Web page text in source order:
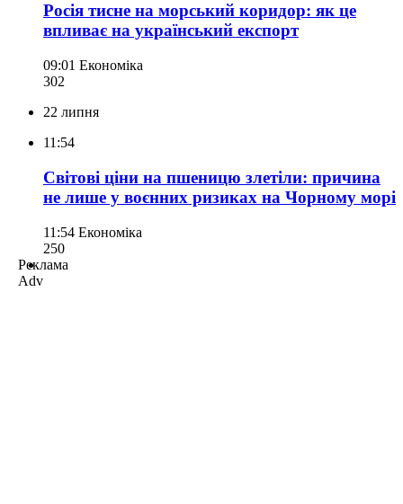
Росія тисне на морський коридор: як це
впливає на український експорт
09:01 Економіка
302
22 липня
11:54
Світові ціни на пшеницю злетіли: причина
не лише у воєнних ризиках на Чорному морі
11:54 Економіка
250
Реклама
Adv